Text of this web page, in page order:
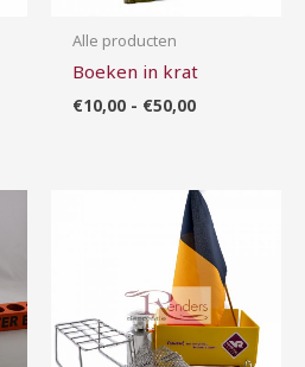
Alle producten
Boeken in krat
€10,00 - €50,00
Prijsklasse:
€7,50
tot
€45,00